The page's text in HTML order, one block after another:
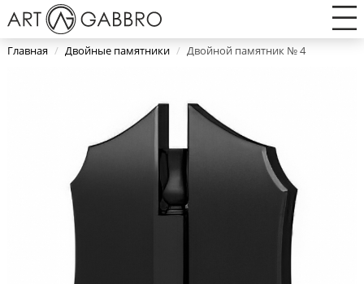
Главная / Двойные памятники / Двойной памятник № 4